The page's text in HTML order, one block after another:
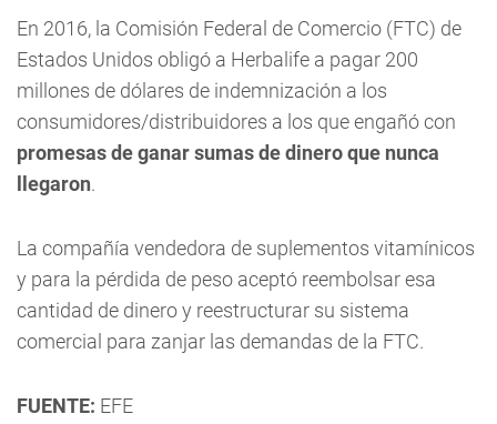
En 2016, la Comisión Federal de Comercio (FTC) de
Estados Unidos obligó a Herbalife a pagar 200
millones de dólares de indemnización a los
consumidores/distribuidores a los que engañó con
promesas de ganar sumas de dinero que nunca
llegaron.
La compañía vendedora de suplementos vitamínicos
y para la pérdida de peso aceptó reembolsar esa
cantidad de dinero y reestructurar su sistema
comercial para zanjar las demandas de la FTC.
FUENTE: EFE